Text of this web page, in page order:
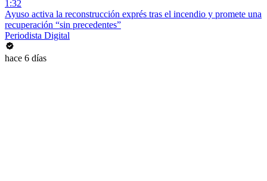
1:32
Ayuso activa la reconstrucción exprés tras el incendio y promete una
recuperación “sin precedentes”
Periodista Digital
hace 6 días